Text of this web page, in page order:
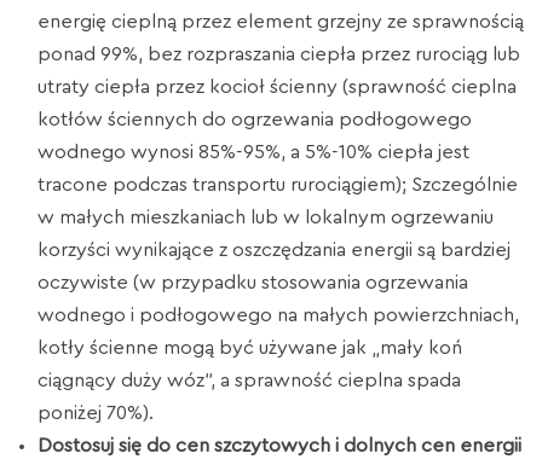
energię cieplną przez element grzejny ze sprawnością
ponad 99%, bez rozpraszania ciepła przez rurociąg lub
utraty ciepła przez kocioł ścienny (sprawność cieplna
kotłów ściennych do ogrzewania podłogowego
wodnego wynosi 85%-95%, a 5%-10% ciepła jest
tracone podczas transportu rurociągiem); Szczególnie
w małych mieszkaniach lub w lokalnym ogrzewaniu
korzyści wynikające z oszczędzania energii są bardziej
oczywiste (w przypadku stosowania ogrzewania
wodnego i podłogowego na małych powierzchniach,
kotły ścienne mogą być używane jak „mały koń
ciągnący duży wóz”, a sprawność cieplna spada
poniżej 70%).
Dostosuj się do cen szczytowych i dolnych cen energii